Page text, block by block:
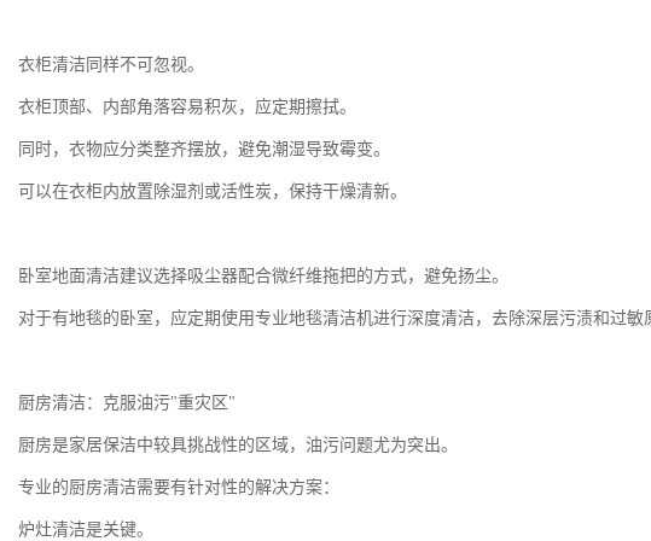
衣柜清洁同样不可忽视。
衣柜顶部、内部角落容易积灰，应定期擦拭。
同时，衣物应分类整齐摆放，避免潮湿导致霉变。
可以在衣柜内放置除湿剂或活性炭，保持干燥清新。
卧室地面清洁建议选择吸尘器配合微纤维拖把的方式，避免扬尘。
对于有地毯的卧室，应定期使用专业地毯清洁机进行深度清洁，去除深层污渍和过敏
厨房清洁：克服油污"重灾区"
厨房是家居保洁中较具挑战性的区域，油污问题尤为突出。
专业的厨房清洁需要有针对性的解决方案：
炉灶清洁是关键。